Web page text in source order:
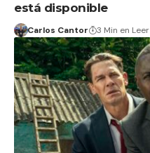
está disponible
Carlos Cantor 3 Min en Leer